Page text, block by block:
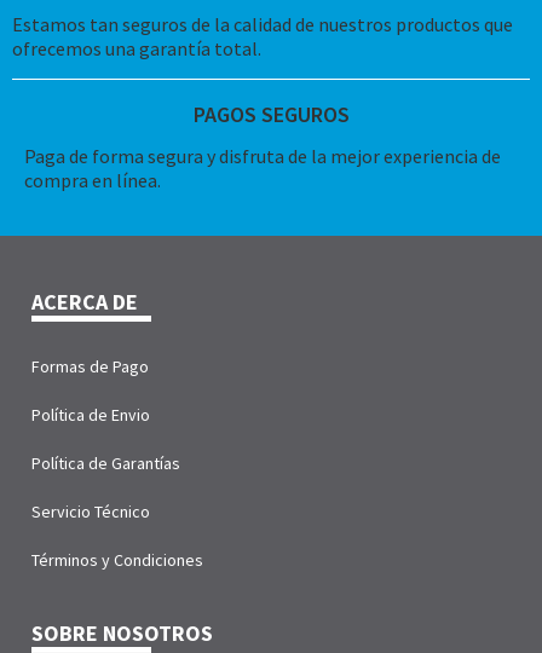
Estamos tan seguros de la calidad de nuestros productos que
ofrecemos una garantía total.
PAGOS SEGUROS
Paga de forma segura y disfruta de la mejor experiencia de
compra en línea.
ACERCA DE
Formas de Pago
Política de Envio
Política de Garantías
Servicio Técnico
Términos y Condiciones
SOBRE NOSOTROS